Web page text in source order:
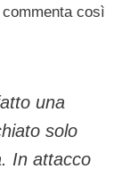
commenta così
una
solo
In attacco